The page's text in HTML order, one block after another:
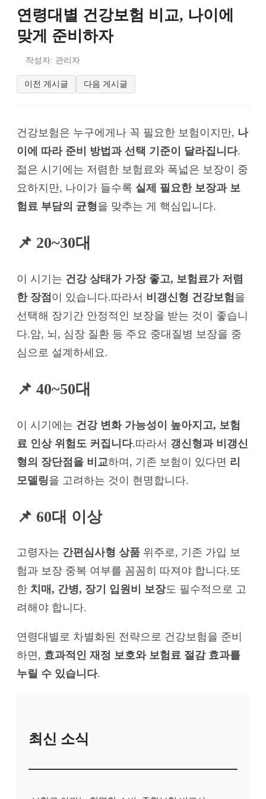
연령대별 건강보험 비교, 나이에
맞게 준비하자
작성자: 관리자
이전 게시글 다음 게시글
건강보험은 누구에게나 꼭 필요한 보험이지만, 나
이에 따라 준비 방법과 선택 기준이 달라집니다.
젊은 시기에는 저렴한 보험료와 폭넓은 보장이 중
요하지만, 나이가 들수록 실제 필요한 보장과 보
험료 부담의 균형을 맞추는 게 핵심입니다.
📌 20~30대
이 시기는 건강 상태가 가장 좋고, 보험료가 저렴
한 장점 이 있습니다.따라서 비갱신형 건강보험을
선택해 장기간 안정적인 보장을 받는 것이 좋습니
다.암, 뇌, 심장 질환 등 주요 중대질병 보장을 중
심으로 설계하세요.
📌 40~50대
이 시기에는 건강 변화 가능성이 높아지고, 보험
료 인상 위험도 커집니다.따라서 갱신형과 비갱신
형의 장단점을 비교하며, 기존 보험이 있다면 리
모델링을 고려하는 것이 현명합니다.
📌 60대 이상
고령자는 간편심사형 상품 위주로, 기존 가입 보
험과 보장 중복 여부를 꼼꼼히 따져야 합니다.또
한 치매, 간병, 장기 입원비 보장도 필수적으로 고
려해야 합니다.
연령대별로 차별화된 전략으로 건강보험을 준비
하면, 효과적인 재정 보호와 보험료 절감 효과를
누릴 수 있습니다.
최신 소식